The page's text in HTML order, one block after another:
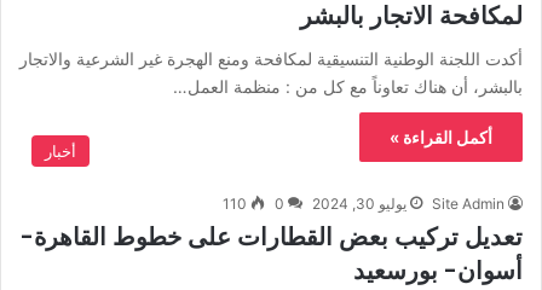
لمكافحة الاتجار بالبشر
أكدت اللجنة الوطنية التنسيقية لمكافحة ومنع الهجرة غير الشرعية والاتجار
بالبشر، أن هناك تعاوناً مع كل من : منظمة العمل…
أكمل القراءة »
أخبار
Site Admin يوليو 30, 2024 0
110
تعديل تركيب بعض القطارات على خطوط القاهرة-
أسوان- بورسعيد